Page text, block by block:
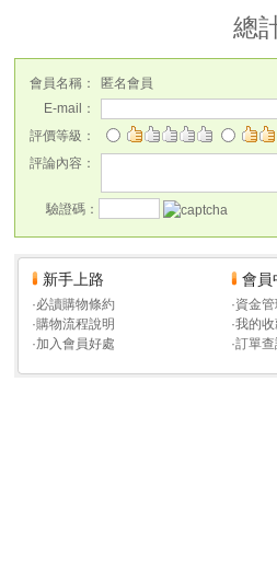
總
會員名稱：
匿名會員
E-mail：
評價等級：
評論內容：
驗證碼：
新手上路
·必讀購物條約
·購物流程說明
·加入會員好處
會員
·資金管
·我的收
·訂單查